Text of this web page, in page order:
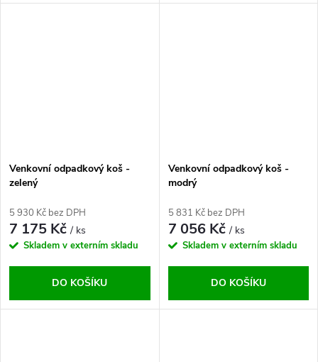
Venkovní odpadkový koš -
zelený
5 930 Kč bez DPH
7 175 Kč/ ks
Skladem v externím skladu
DO KOŠÍKU
Venkovní odpadkový koš -
modrý
5 831 Kč bez DPH
7 056 Kč/ ks
Skladem v externím skladu
DO KOŠÍKU